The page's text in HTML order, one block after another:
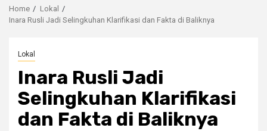
Home
Lokal
Inara Rusli Jadi Selingkuhan Klarifikasi dan Fakta di Baliknya
Lokal
Inara Rusli Jadi
Selingkuhan Klarifikasi
dan Fakta di Baliknya